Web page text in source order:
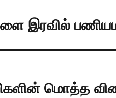
இரவில்
மொத்த